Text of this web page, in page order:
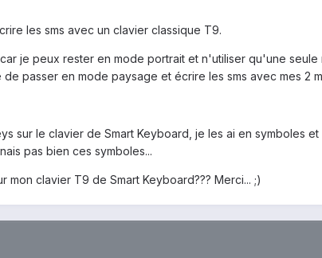
les sms avec un clavier classique T9.
je peux rester en mode portrait et n'utiliser qu'une
passer en mode paysage et écrire les sms avec mes 2
sur le clavier de Smart Keyboard, je les ai en symboles
pas bien ces symboles...
clavier T9 de Smart Keyboard??? Merci... ;)